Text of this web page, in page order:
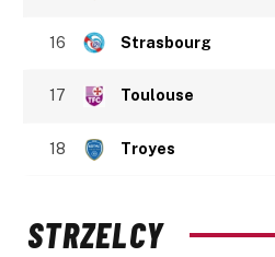
16 Strasbourg
17 Toulouse
18 Troyes
STRZELCY